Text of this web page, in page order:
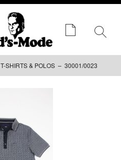
T-SHIRTS & POLOS – 30001/0023